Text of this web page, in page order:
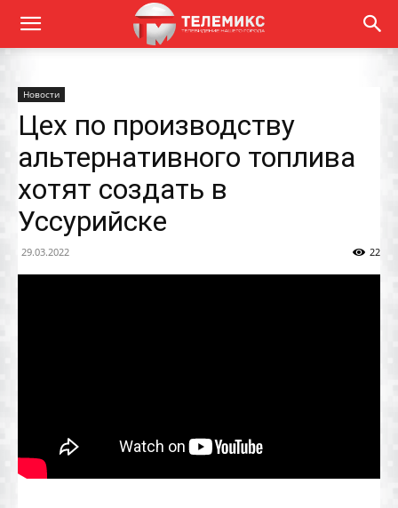
Новости
Цех по производству
альтернативного топлива
хотят создать в
Уссурийске
29.03.2022 22